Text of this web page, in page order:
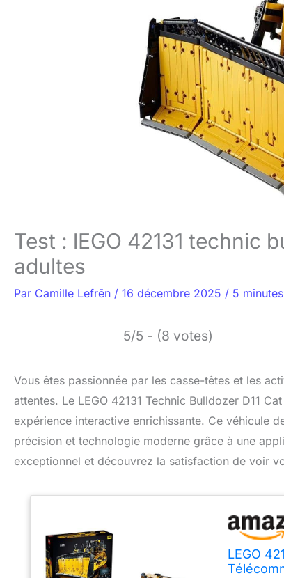
Test : lEGO 42131 technic
adultes
Par Camille Lefrēn / 16 décembre 2025 / 5
5/5 - (8 votes)
Vous êtes passionnée par les casse-têtes et les
attentes. Le LEGO 42131 Technic Bulldozer D11
expérience interactive enrichissante. Ce véhicule
précision et technologie moderne grâce à une
exceptionnel et découvrez la satisfaction de voir
LEGO